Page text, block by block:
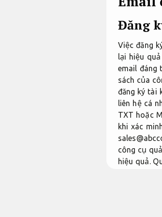
Đăng
Việc đăng
lại hiệu
email đáng
sách của
đăng ký tài
liên hệ cá
TXT hoặc
khi xác
công cụ
hiệu quả.